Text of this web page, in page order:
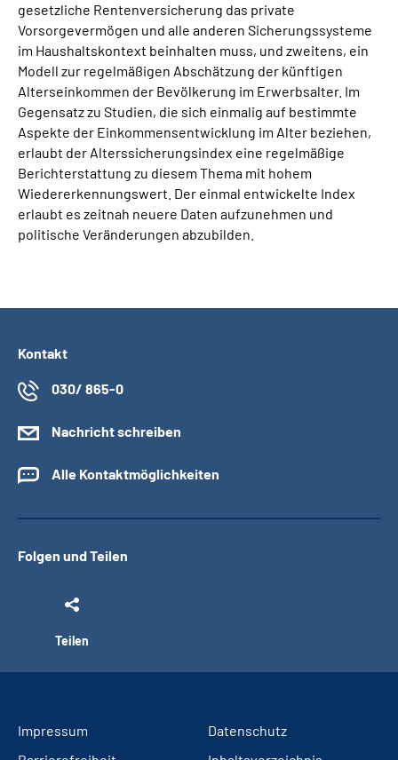
gesetzliche Rentenversicherung das private
Vorsorgevermögen und alle anderen Sicherungssysteme
im Haushaltskontext beinhalten muss, und zweitens, ein
Modell zur regelmäßigen Abschätzung der künftigen
Alterseinkommen der Bevölkerung im Erwerbsalter. Im
Gegensatz zu Studien, die sich einmalig auf bestimmte
Aspekte der Einkommensentwicklung im Alter beziehen,
erlaubt der Alterssicherungsindex eine regelmäßige
Berichterstattung zu diesem Thema mit hohem
Wiedererkennungswert. Der einmal entwickelte Index
erlaubt es zeitnah neuere Daten aufzunehmen und
politische Veränderungen abzubilden.
Kontakt
030/ 865-0
Nachricht schreiben
Alle Kontaktmöglichkeiten
Folgen und Teilen
Teilen
Impressum
Datenschutz